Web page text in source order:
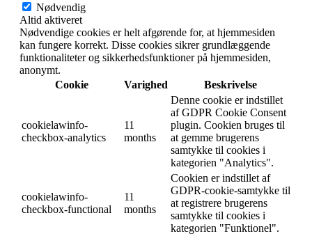
Nødvendig
Altid aktiveret
Nødvendige cookies er helt afgørende for, at hjemmesiden
kan fungere korrekt. Disse cookies sikrer grundlæggende
funktionaliteter og sikkerhedsfunktioner på hjemmesiden,
anonymt.
Cookie
Varighed Beskrivelse
cookielawinfo-
checkbox-analytics
11
months
Denne cookie er indstillet
af GDPR Cookie Consent
plugin. Cookien bruges til
at gemme brugerens
samtykke til cookies i
kategorien "Analytics".
cookielawinfo-
checkbox-functional
11
months
Cookien er indstillet af
GDPR-cookie-samtykke til
at registrere brugerens
samtykke til cookies i
kategorien "Funktionel".